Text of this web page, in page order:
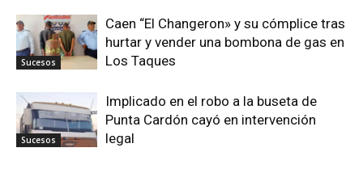
Sucesos
Caen “El Changeron» y su cómplice tras
hurtar y vender una bombona de gas en
Los Taques
Sucesos
Implicado en el robo a la buseta de
Punta Cardón cayó en intervención
legal